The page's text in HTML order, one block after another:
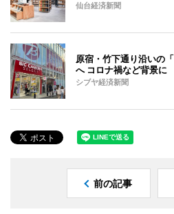
仙台経済新聞
原宿・竹下通り沿いの
へ コロナ禍など背景に
シブヤ経済新聞
前の記事